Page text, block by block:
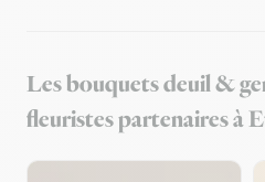
Les bouquets deuil &
fleuristes partenaires à